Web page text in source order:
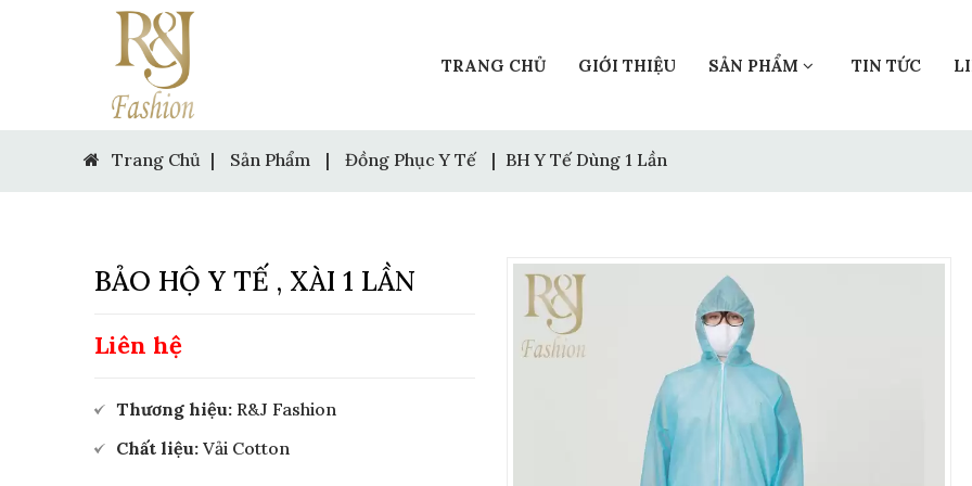
TRANG CHỦ GIỚI THIỆU SẢN PHẨM TIN TỨC
Trang Chủ | Sản Phẩm | Đồng Phục Y Tế | BH Y Tế Dùng 1 Lần
BẢO HỘ Y TẾ , XÀI 1 LẦN
Liên hệ
Thương hiệu: R&J Fashion
Chất liệu: Vải Cotton